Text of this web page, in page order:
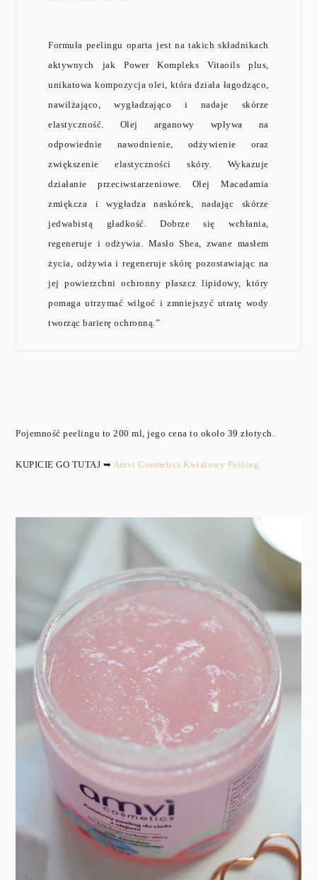
Formuła peelingu oparta jest na takich składnikach
aktywnych jak Power Kompleks Vitaoils plus,
unikatowa kompozycja olei, która działa łagodząco,
nawilżająco, wygładzająco i nadaje skórze
elastyczność. Olej arganowy wpływa na
odpowiednie nawodnienie, odżywienie oraz
zwiększenie elastyczności skóry. Wykazuje
działanie przeciwstarzeniowe. Olej Macadamia
zmiękcza i wygładza naskórek, nadając skórze
jedwabistą gładkość. Dobrze się wchłania,
regeneruje i odżywia. Masło Shea, zwane masłem
życia, odżywia i regeneruje skórę pozostawiając na
jej powierzchni ochronny płaszcz lipidowy, który
pomaga utrzymać wilgoć i zmniejszyć utratę wody
tworząc barierę ochronną.”
Pojemność peelingu to 200 ml, jego cena to około 39 złotych.
KUPICIE GO TUTAJ ➥ Amvi Cosmetics Kwiatowy Peeling